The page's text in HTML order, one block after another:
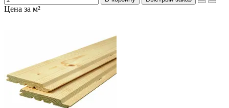
Цена за м²